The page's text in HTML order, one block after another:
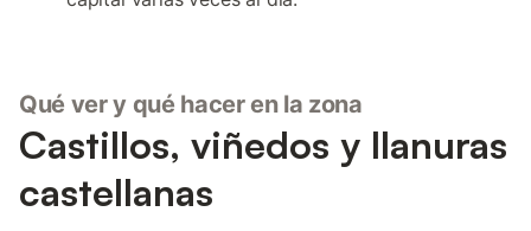
Qué ver y qué hacer en la zona
Castillos, viñedos y llanuras
castellanas